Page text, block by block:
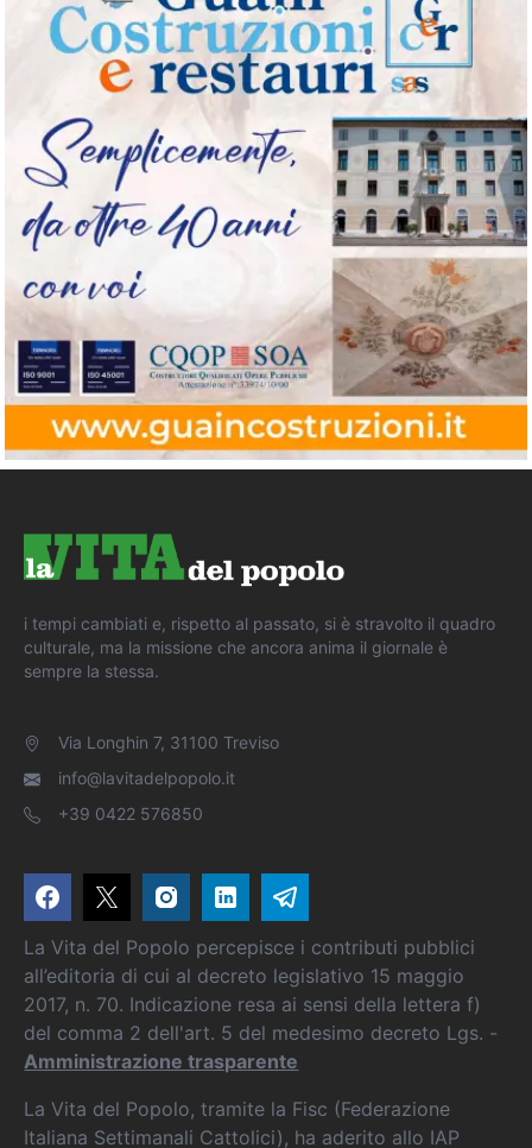
i tempi cambiati e, rispetto al passato, si è stravolto il quadro
culturale, ma la missione che ancora anima il giornale è
sempre la stessa.
Via Longhin 7, 31100 Treviso
info@lavitadelpopolo.it
+39 0422 576850
La Vita del Popolo percepisce i contributi pubblici
all’editoria di cui al decreto legislativo 15 maggio
2017, n. 70. Indicazione resa ai sensi della lettera f)
del comma 2 dell'art. 5 del medesimo decreto Lgs. -
Amministrazione trasparente
La Vita del Popolo, tramite la Fisc (Federazione
Italiana Settimanali Cattolici), ha aderito allo IAP